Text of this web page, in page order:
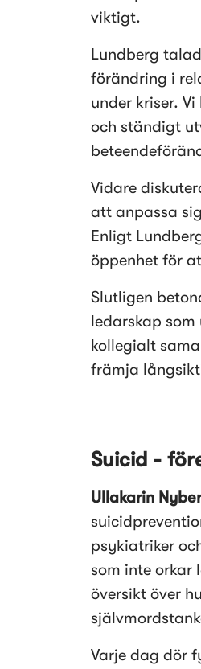
viktigt.
Lundberg
förändring i
under kriser.
och ständigt
Vidare
att anpassa
Enligt
öppenhet för
Slutligen
ledarskap
kollegialt
främja
Suicid -
Ullakarin
psykiatriker
som inte orkar
översikt över
Varje dag dör